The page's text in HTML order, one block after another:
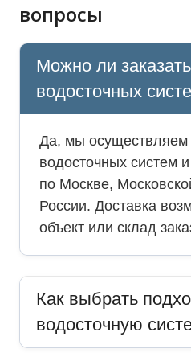
вопросы
Можно ли
водосточных
Да, мы осуществляем
водосточных систем
по Москве,
России. Доставка
объект или склад
Как выбрать
водосточную